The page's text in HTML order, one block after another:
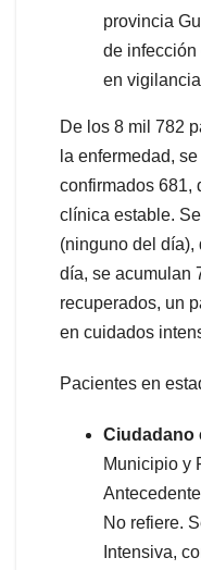
provincia
de infección
en
De los 8 mil 782
la enfermedad,
confirmados 681,
clínica estable.
(ninguno del día),
día, se acumulan
recuperados, un
en cuidados
Pacientes en
Ciudadano
Municipio y
No refiere.
Intensiva,